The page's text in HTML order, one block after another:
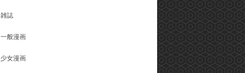
雑誌
一般漫画
少女漫画